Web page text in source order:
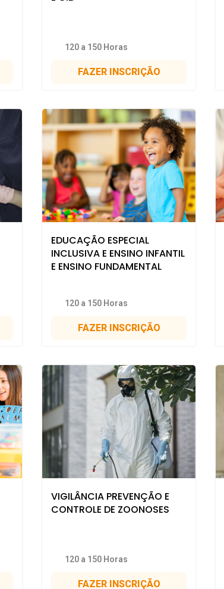
120 a 150 Horas
FAZER INSCRIÇÃO
EDUCAÇÃO ESPECIAL
INCLUSIVA E ENSINO INFANTIL
E ENSINO FUNDAMENTAL
120 a 150 Horas
FAZER INSCRIÇÃO
VIGILÂNCIA PREVENÇÃO E
CONTROLE DE ZOONOSES
120 a 150 Horas
FAZER INSCRIÇÃO